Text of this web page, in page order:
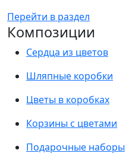
Перейти в раздел
Композиции
Сердца из цветов
Шляпные коробки
Цветы в коробках
Корзины с цветами
Подарочные наборы